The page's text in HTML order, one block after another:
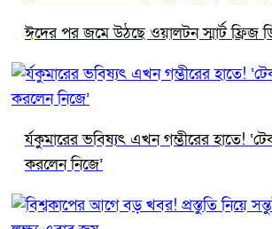
ঈদের পর জমে উঠছে ওয়ালটন স্মার্ট ফ্রিজ
র্যকুমারের ভবিষ্যৎ এখন গম্ভীরের হাতে!
করলেন নিজে’